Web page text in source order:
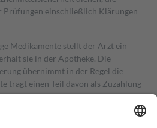
einschließlich Klärungen
Medikamente stellt der Arzt ein
sie in der Apotheke. Die
übernimmt in der Regel die
trägt einen Teil davon als Zuzahlung
Zuzahlungen in Höhe von zehn